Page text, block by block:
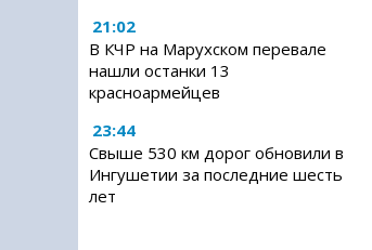
21:02
В КЧР на Марухском перевале
нашли останки 13
красноармейцев
23:44
Свыше 530 км дорог обновили в
Ингушетии за последние шесть
лет